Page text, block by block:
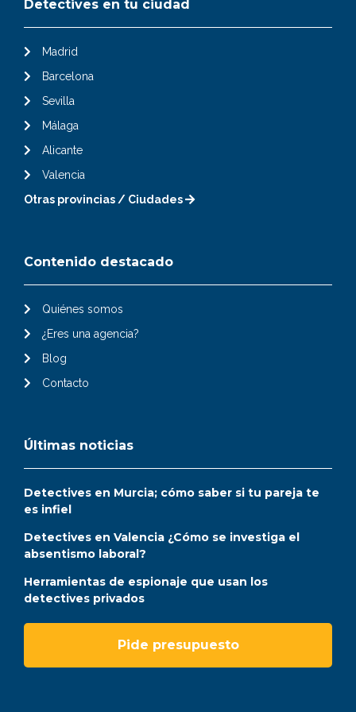
Detectives en tu ciudad
Madrid
Barcelona
Sevilla
Málaga
Alicante
Valencia
Otras provincias / Ciudades
Contenido destacado
Quiénes somos
¿Eres una agencia?
Blog
Contacto
Últimas noticias
Detectives en Murcia; cómo saber si tu pareja te
es infiel
Detectives en Valencia ¿Cómo se investiga el
absentismo laboral?
Herramientas de espionaje que usan los
detectives privados
Pide presupuesto